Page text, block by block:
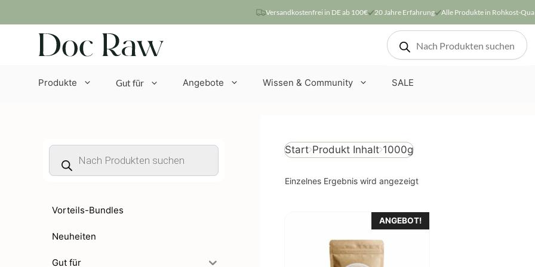
Inhalt
springen
Versandkostenfrei in DE ab 100€ 20 Jahre Erfahrung Alle Produkte in Rohkost-
Products
search
Produkte Gut für Angebote Wissen & Community SALE
Start Produkt Inhalt 1000g
Einzelnes Ergebnis wird angezeigt
ANGEBOT!
Products
search
Vorteils-Bundles
Neuheiten
Gut für